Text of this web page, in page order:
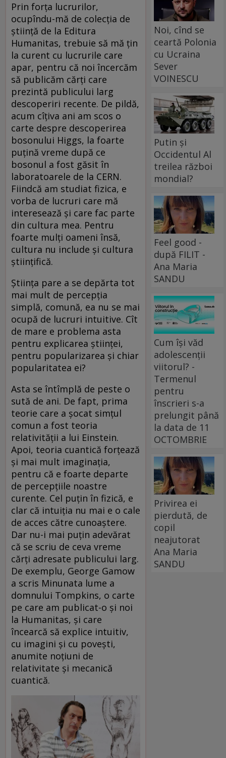
Prin forța lucrurilor,
ocupîndu-mă de colecția de
știință de la Editura
Humanitas, trebuie să mă țin
la curent cu lucrurile care
apar, pentru că noi încercăm
să publicăm cărți care
prezintă publicului larg
descoperiri recente. De pildă,
acum cîțiva ani am scos o
carte despre descoperirea
bosonului Higgs, la foarte
puțină vreme după ce
bosonul a fost găsit în
laboratoarele de la CERN.
Fiindcă am studiat fizica, e
vorba de lucruri care mă
interesează și care fac parte
din cultura mea. Pentru
foarte mulți oameni însă,
cultura nu include și cultura
științifică.
Știința pare a se depărta tot
mai mult de percepția
simplă, comună, ea nu se mai
ocupă de lucruri intuitive. Cît
de mare e problema asta
pentru explicarea științei,
pentru popularizarea și chiar
popularitatea ei?
Asta se întîmplă de peste o
sută de ani. De fapt, prima
teorie care a șocat simțul
comun a fost teoria
relativității a lui Einstein.
Apoi, teoria cuantică forțează
și mai mult imaginația,
pentru că e foarte departe
de percepțiile noastre
curente. Cel puțin în fizică, e
clar că intuiția nu mai e o cale
de acces către cunoaștere.
Dar nu-i mai puțin adevărat
că se scriu de ceva vreme
cărți adresate publicului larg.
De exemplu, George Gamow
a scris Minunata lume a
domnului Tompkins, o carte
pe care am publicat-o și noi
la Humanitas, și care
încearcă să explice intuitiv,
cu imagini și cu povești,
anumite noțiuni de
relativitate și mecanică
cuantică.
Noi, cînd se
ceartă Polonia
cu Ucraina
Sever
VOINESCU
Putin și
Occidentul Al
treilea război
mondial?
Feel good -
după FILIT -
Ana Maria
SANDU
Cum își văd
adolescenții
viitorul? -
Termenul
pentru
înscrieri s-a
prelungit până
la data de 11
OCTOMBRIE
Privirea ei
pierdută, de
copil
neajutorat
Ana Maria
SANDU